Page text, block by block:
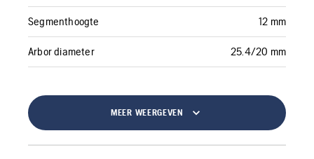
Segmenthoogte 12 mm
Arbor diameter 25.4/20 mm
MEER WEERGEVEN